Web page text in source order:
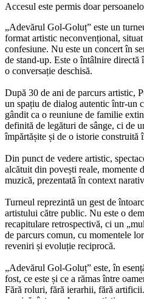
Accesul este permis doar
„Adevărul Gol-Goluț” este un
format artistic neconvențional,
confesiune. Nu este un concert în
de stand-up. Este o întâlnire
o conversație deschisă.
După 30 de ani de parcurs artistic,
un spațiu de dialog autentic într-un
gândit ca o reuniune de familie
definită de legături de sânge, ci de
împărtășite și de o istorie construită
Din punct de vedere artistic,
alcătuit din povești reale, momente
muzică, prezentată în context
Turneul reprezintă un gest de
artistului către public. Nu este o
recapitulare retrospectivă, ci un
de parcurs comun, cu momentele
reveniri și evoluție reciprocă.
„Adevărul Gol-Goluț” este, în
fost, ce este și ce a rămas între
Fără roluri, fără ierarhii, fără